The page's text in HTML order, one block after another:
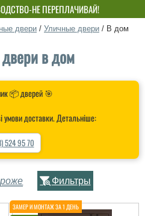
НЕ ПЕРЕПЛАЧИВАЙ!
двери / Уличные двери / В дом
в дом
📦 дверей 🎯
умови доставки. Детальніше:
524 95 70
Фильтры